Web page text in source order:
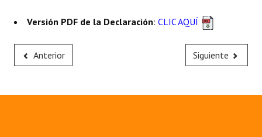
Versión PDF de la Declaración: CLIC AQUÍ
Anterior Siguiente